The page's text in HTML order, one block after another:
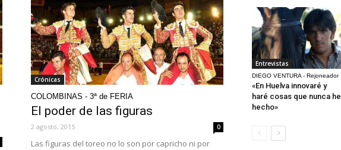
Crónicas
COLOMBINAS - 3ª de FERIA
El poder de las figuras
2 agosto, 2015 0
Las figuras del toreo no lo son por capricho ni por
Entrevistas
DIEGO VENTURA - Rejoneador
«En Huelva innovaré y
haré cosas que nunca he
hecho»